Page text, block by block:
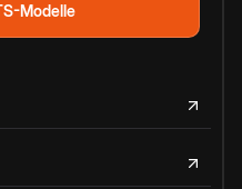
Modelle